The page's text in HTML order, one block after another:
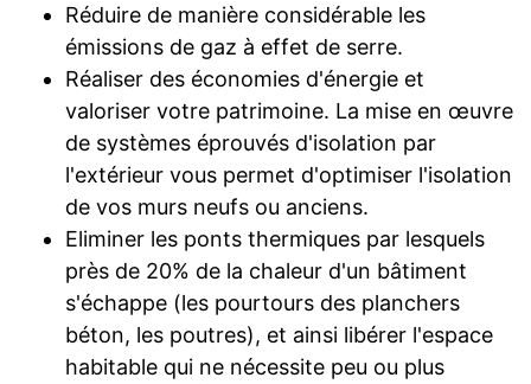
Réduire de manière considérable les
émissions de gaz à effet de serre.
Réaliser des économies d'énergie et
valoriser votre patrimoine. La mise en œuvre
de systèmes éprouvés d'isolation par
l'extérieur vous permet d'optimiser l'isolation
de vos murs neufs ou anciens.
Eliminer les ponts thermiques par lesquels
près de 20% de la chaleur d'un bâtiment
s'échappe (les pourtours des planchers
béton, les poutres), et ainsi libérer l'espace
habitable qui ne nécessite peu ou plus